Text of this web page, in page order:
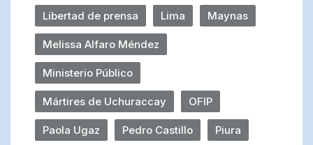
Libertad de prensa Lima Maynas
Melissa Alfaro Méndez
Ministerio Público
Mártires de Uchuraccay OFIP
Paola Ugaz Pedro Castillo Piura